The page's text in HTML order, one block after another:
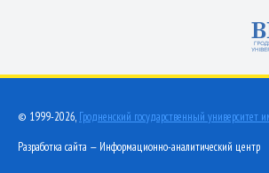
© 1999-2026, Гродненский государственный университет
Разработка сайта — Информационно-аналитический центр